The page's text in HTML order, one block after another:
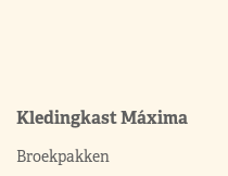
Kledingkast Máxima
Broekpakken